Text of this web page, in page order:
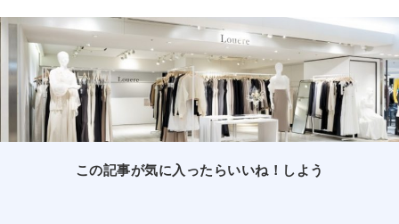
この記事が気に入ったらいいね！しよう